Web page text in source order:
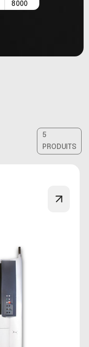
8000
5
PRODUITS